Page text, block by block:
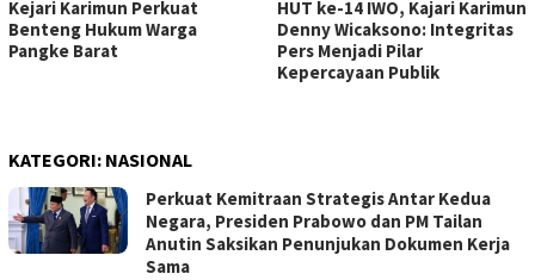
Kejari Karimun Perkuat
Benteng Hukum Warga
Pangke Barat
HUT ke-14 IWO, Kajari Karimun
Denny Wicaksono: Integritas
Pers Menjadi Pilar
Kepercayaan Publik
KATEGORI: NASIONAL
Perkuat Kemitraan Strategis Antar Kedua
Negara, Presiden Prabowo dan PM Tailan
Anutin Saksikan Penunjukan Dokumen Kerja
Sama